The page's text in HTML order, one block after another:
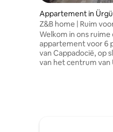
Appartement in
Z&B home | Ruim
Comfortabel en
Welkom in ons
appartement voor 6
van Cappadocië, op
van het centrum van
keuken, gratis wifi